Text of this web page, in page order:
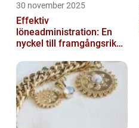
30 november 2025
Effektiv
löneadministration: En
nyckel till framgångsrika